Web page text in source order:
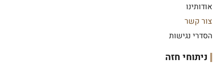
אודותינו
צור קשר
הסדרי נגישות
ניתוחי חזה